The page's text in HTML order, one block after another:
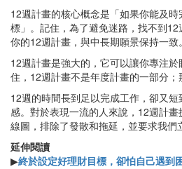
12週計畫的核心概念是「如果你能及
標」。記住，為了避免迷路，找不到
你的12週計畫，與中長期願景保持一致。
12週計畫是強大的，它可以讓你專注
住，12週計畫不是年度計畫的一部分；
12週的時間長到足以完成工作，卻又
感。對於表現一流的人來說，12週計
線圖，排除了發散和拖延，並要求我們
延伸閱讀
▶終於設定好理財目標，卻怕自己遇到